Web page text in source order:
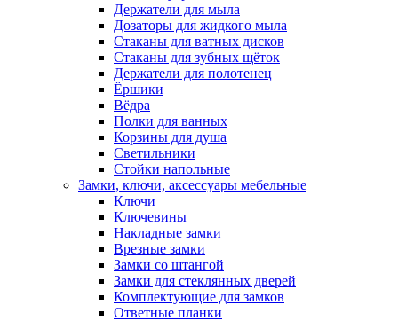
Держатели для мыла
Дозаторы для жидкого мыла
Стаканы для ватных дисков
Стаканы для зубных щёток
Держатели для полотенец
Ёршики
Вёдра
Полки для ванных
Корзины для душа
Светильники
Стойки напольные
Замки, ключи, аксессуары мебельные
Ключи
Ключевины
Накладные замки
Врезные замки
Замки со штангой
Замки для стеклянных дверей
Комплектующие для замков
Ответные планки